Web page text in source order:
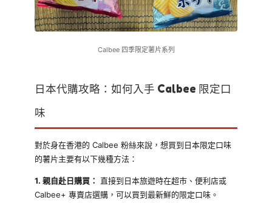
Calbee 四季限定薯片系列
日本代購攻略：如何入手 Calbee 限定口
味
對於身在香港的 Calbee 粉絲來說，想買到日本限定口味
的薯片主要有以下幾種方法：
1. 親自赴日購買：
直接到日本旅遊時在超市、便利店或
Calbee+ 專賣店選購，可以買到最新鮮的限定口味。